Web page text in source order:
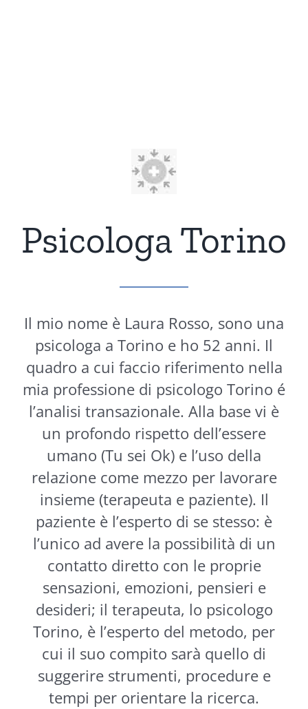
Psicologa Torino
Il mio nome è Laura Rosso, sono una
psicologa a Torino e ho 52 anni. Il
quadro a cui faccio riferimento nella
mia professione di psicologo Torino é
l’analisi transazionale. Alla base vi è
un profondo rispetto dell’essere
umano (Tu sei Ok) e l’uso della
relazione come mezzo per lavorare
insieme (terapeuta e paziente). Il
paziente è l’esperto di se stesso: è
l’unico ad avere la possibilità di un
contatto diretto con le proprie
sensazioni, emozioni, pensieri e
desideri; il terapeuta, lo psicologo
Torino, è l’esperto del metodo, per
cui il suo compito sarà quello di
suggerire strumenti, procedure e
tempi per orientare la ricerca.